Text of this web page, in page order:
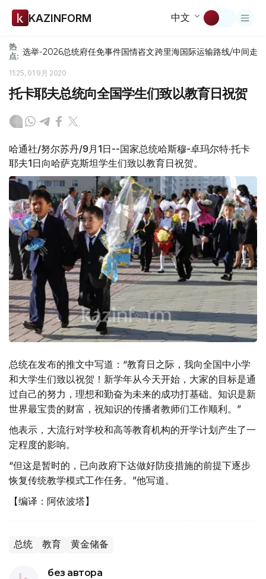
KAZINFORM 中文
热
点: 选举-2026总统府任免事件国情咨文跨里海国际运输路线/中间走廊
11:25, 01 9月 2020
托卡耶夫总统向全国学生们致以教育日祝贺
哈通社/努尔苏丹/9月1日--国家总统哈斯穆-卓玛尔特·托卡
耶夫1日向哈萨克斯坦学生们致以教育日祝贺。
总统在发布的推文中写道：“教育日之际，我向全国中小学
和大学生们致以祝贺！新学年从今天开始，大家的目标是通
过自己的努力，理想和勤奋为未来的成功打基础。知识是新
世界最宝贵的财富，祝知识的传播者教师们工作顺利。”
他表示，大流行对学校和高等教育机构的开学计划产生了一
定程度的影响。
“但这是暂时的，已向政府下达做好防疫措施的前提下逐步
恢复传统教学模式工作任务。”他写道。
【编译：阿依波塔】
总统 教育 黄金储备
без автора